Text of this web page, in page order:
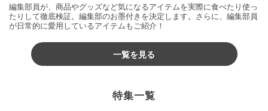
編集部員が、商品やグッズなど気になるアイテムを実際に食べたり使っ
たりして徹底検証。編集部のお墨付きを決定します。さらに、編集部員
が日常的に愛用しているアイテムもご紹介！
一覧を見る
特集一覧